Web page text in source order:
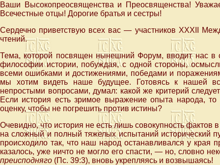
Ваши Высокопреосвященства и Преосвященства!
Всечестные отцы! Дорогие братья и сестры!
Сердечно приветствую всех вас — участников XXXII
чтений.
Тема, которой посвящен нынешний Форум, вводит нас в
философии истории, побуждая, с одной стороны,
всеми ошибками и достижениями, победами и
мы хотим видеть наше будущее. Готовясь к нашей
непростыми вопросами, думал: какой же критерий
Если история есть зримое выражение опыта народа, то
оценку, чтобы не погрешить против истины?
Очевидно, что история не есть лишь совокупность
на сложный и полный тяжелых испытаний исторический
происходило так, что наш народ останавливался у края
казалось, уже ничто не могло его спасти, — но, словно
преисподняго (Пс. 39:3), вновь укрепляясь и возвышаясь!